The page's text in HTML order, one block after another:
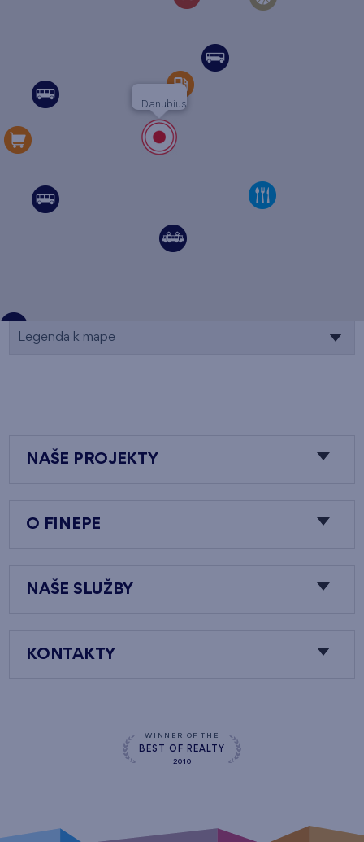
Danubius
Legenda k mape
NAŠE PROJEKTY
O FINEPE
NAŠE SLUŽBY
KONTAKTY
WINNER OF THE
BEST OF REALTY
2010